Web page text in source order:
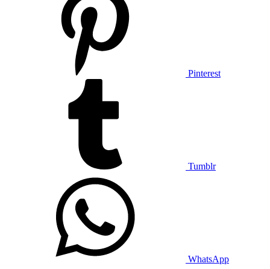
Pinterest
Tumblr
WhatsApp